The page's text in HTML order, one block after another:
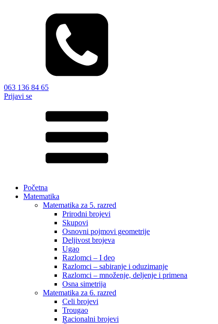
063 136 84 65
Prijavi se
Početna
Matematika
Matematika za 5. razred
Prirodni brojevi
Skupovi
Osnovni pojmovi geometrije
Deljivost brojeva
Ugao
Razlomci – I deo
Razlomci – sabiranje i oduzimanje
Razlomci – množenje, deljenje i primena
Osna simetrija
Matematika za 6. razred
Celi brojevi
Trougao
Racionalni brojevi